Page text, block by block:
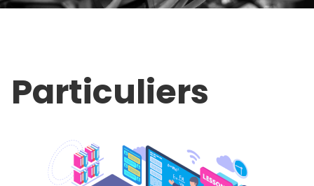
Particuliers